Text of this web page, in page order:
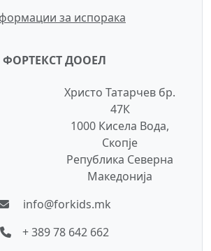
за испорака
ФОРТЕКСТ ДООЕЛ
Христо Татарчев бр.
47К
1000 Кисела Вода,
Скопје
Република Северна
Македонија
info@forkids.mk
+ 389 78 642 662